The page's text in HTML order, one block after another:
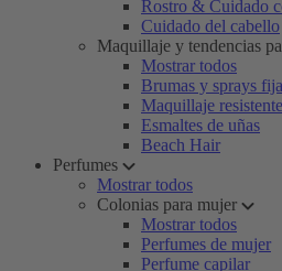
Rostro & Cuidado
Cuidado del cabello
Maquillaje y tendencias
Mostrar todos
Brumas y sprays
Maquillaje
Esmaltes de uñas
Beach Hair
Perfumes
Mostrar todos
Colonias para mujer
Mostrar todos
Perfumes de mujer
Perfume capilar